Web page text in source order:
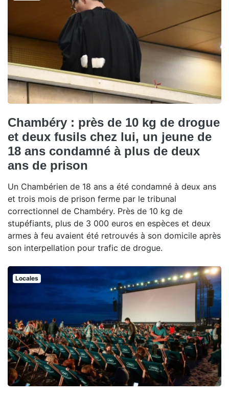
Chambéry : près de 10 kg de drogue
et deux fusils chez lui, un jeune de
18 ans condamné à plus de deux
ans de prison
Un Chambérien de 18 ans a été condamné à deux ans
et trois mois de prison ferme par le tribunal
correctionnel de Chambéry. Près de 10 kg de
stupéfiants, plus de 3 000 euros en espèces et deux
armes à feu avaient été retrouvés à son domicile après
son interpellation pour trafic de drogue.
Locales